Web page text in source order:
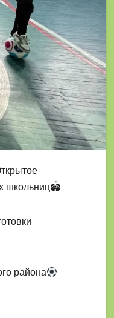
школьниц🏟
района